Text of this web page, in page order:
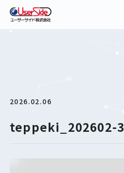
2026.02.06
teppeki_202602-3